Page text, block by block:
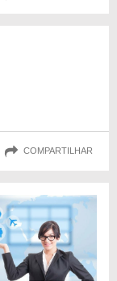
COMPARTILHAR